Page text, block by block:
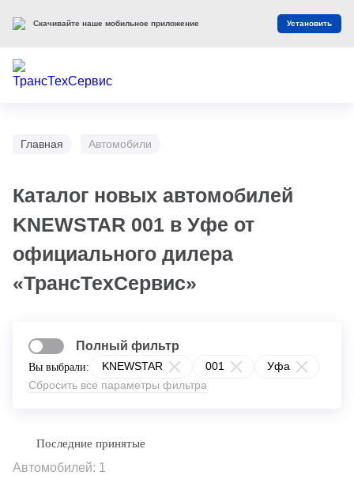
Главная Автомобили
Каталог новых автомобилей
KNEWSTAR 001 в Уфе от
официального дилера
«ТрансТехСервис»
Вы выбрали: KNEWSTAR 001
Уфа
Сбросить все параметры фильтра
Полный фильтр
Автомобилей: 1
Скачивайте наше мобильное приложение Установить